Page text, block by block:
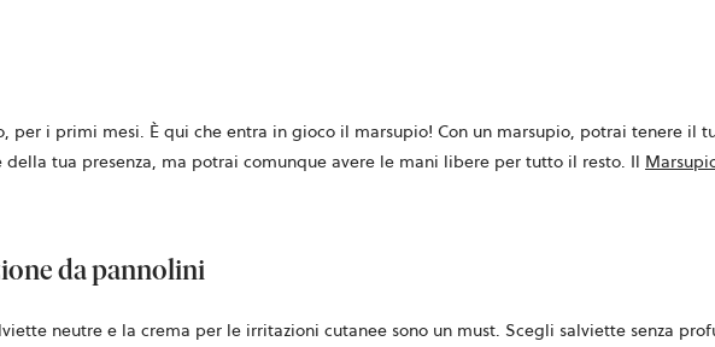
per i primi mesi. È qui che entra in gioco il marsupio! Con un marsupio, potrai tenere il
tua presenza, ma potrai comunque avere le mani libere per tutto il resto. Il
da pannolini
neutre e la crema per le irritazioni cutanee sono un must. Scegli salviette senza